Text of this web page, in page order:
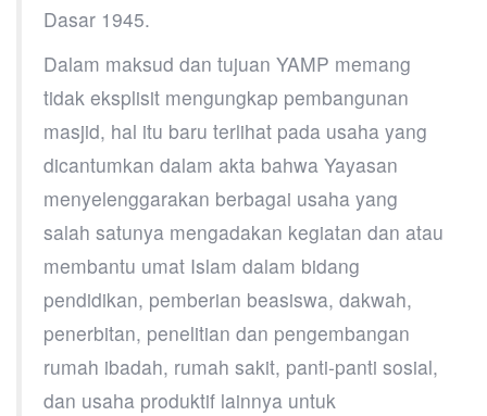
Dasar 1945.
Dalam maksud dan tujuan YAMP memang
tidak eksplisit mengungkap pembangunan
masjid, hal itu baru terlihat pada usaha yang
dicantumkan dalam akta bahwa Yayasan
menyelenggarakan berbagai usaha yang
salah satunya mengadakan kegiatan dan atau
membantu umat Islam dalam bidang
pendidikan, pemberian beasiswa, dakwah,
penerbitan, penelitian dan pengembangan
rumah ibadah, rumah sakit, panti-panti sosial,
dan usaha produktif lainnya untuk